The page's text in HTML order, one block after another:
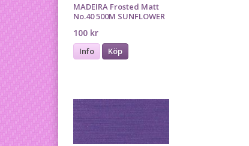
MADEIRA Frosted Matt
No.40 500M SUNFLOWER
100 kr
Info Köp